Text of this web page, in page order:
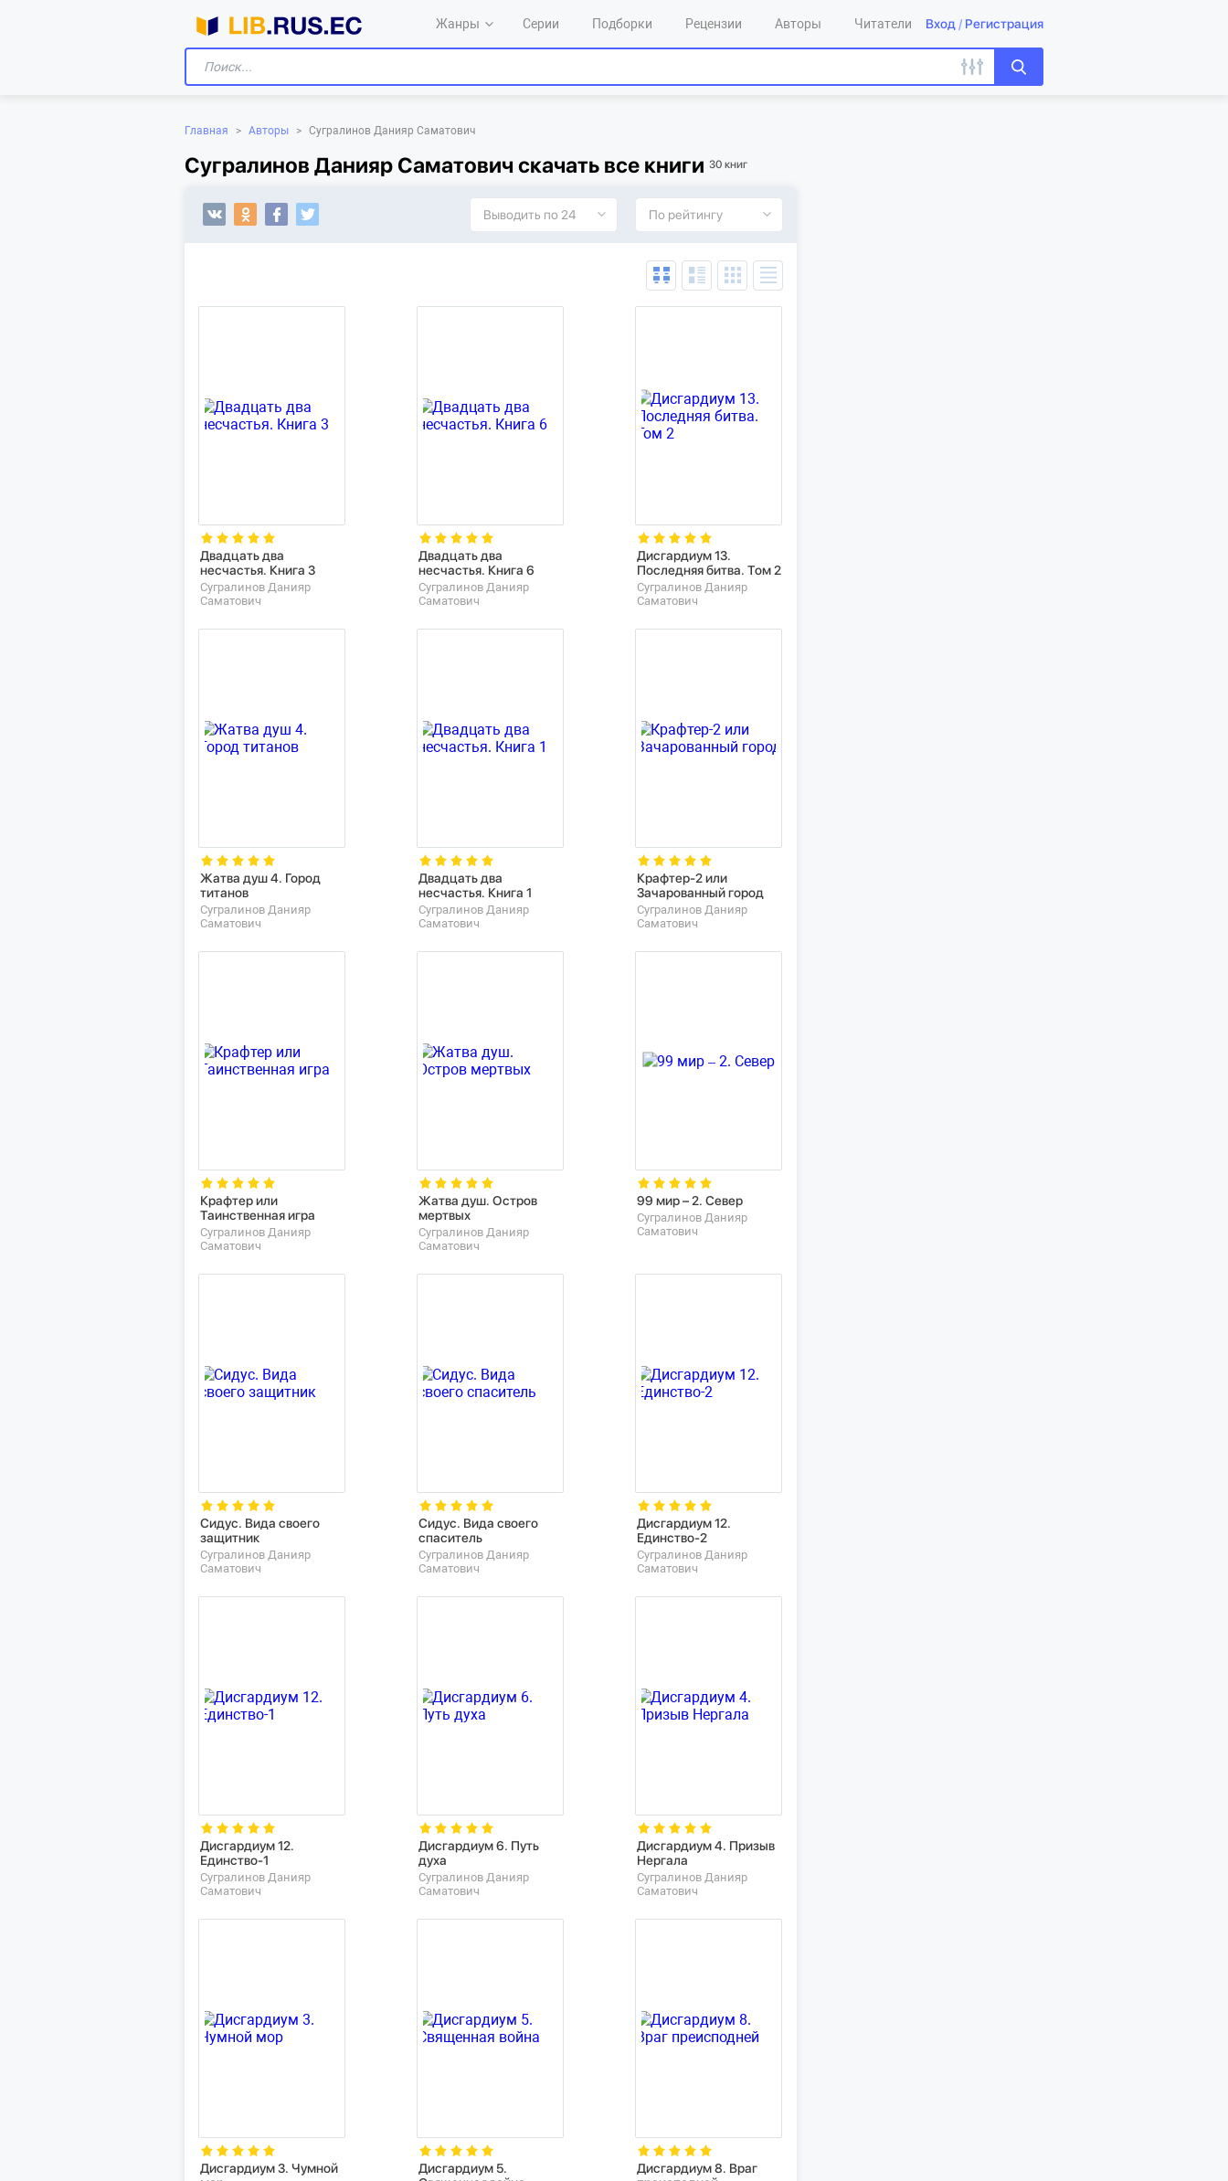
Жанры Серии Подборки Рецензии Авторы Читатели Вход / Регистрация
Главная > Авторы > Сугралинов Данияр Саматович
Сугралинов Данияр Саматович скачать все книги 30 книг
Выводить по 24 По рейтингу
Двадцать два
несчастья. Книга 3
Сугралинов Данияр
Саматович
Двадцать два
несчастья. Книга 6
Сугралинов Данияр
Саматович
Дисгардиум 13.
Последняя битва. Том 2
Сугралинов Данияр
Саматович
Жатва душ 4. Город
титанов
Сугралинов Данияр
Саматович
Двадцать два
несчастья. Книга 1
Сугралинов Данияр
Саматович
Крафтер-2 или
Зачарованный город
Сугралинов Данияр
Саматович
Крафтер или
Таинственная игра
Сугралинов Данияр
Саматович
Жатва душ. Остров
мертвых
Сугралинов Данияр
Саматович
99 мир – 2. Север
Сугралинов Данияр
Саматович
Сидус. Вида своего
защитник
Сугралинов Данияр
Саматович
Сидус. Вида своего
спаситель
Сугралинов Данияр
Саматович
Дисгардиум 12.
Единство-2
Сугралинов Данияр
Саматович
Дисгардиум 12.
Единство-1
Сугралинов Данияр
Саматович
Дисгардиум 6. Путь
духа
Сугралинов Данияр
Саматович
Дисгардиум 4. Призыв
Нергала
Сугралинов Данияр
Саматович
Дисгардиум 3. Чумной
Дисгардиум 5.
Дисгардиум 8. Враг